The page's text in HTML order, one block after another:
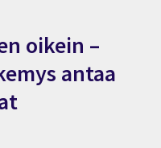
oikein –
antaa